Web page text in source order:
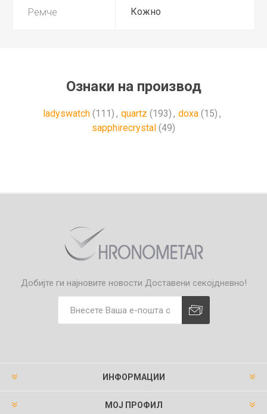
Ремче Кожно
Ознаки на производ
ladyswatch (111) , quartz (193) , doxa (15) ,
sapphirecrystal (49)
Добијте ги најновите новости Доставени секојдневно!
ИНФОРМАЦИИ
МОЈ ПРОФИЛ